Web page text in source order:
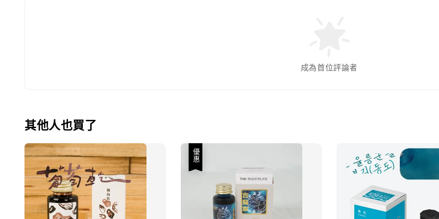
成為首位評論者
其他人也買了
優惠